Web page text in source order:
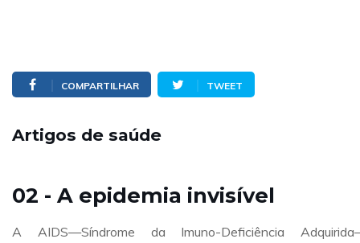
COMPARTILHAR TWEET
Artigos de saúde
02 - A epidemia invisível
A AIDS—Síndrome da Imuno-Deficiência